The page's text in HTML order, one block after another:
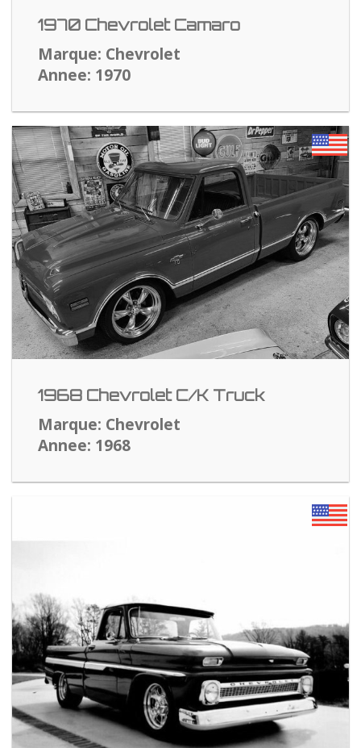
1970 Chevrolet Camaro
Marque: Chevrolet
Annee: 1970
1968 Chevrolet C/K Truck
Marque: Chevrolet
Annee: 1968